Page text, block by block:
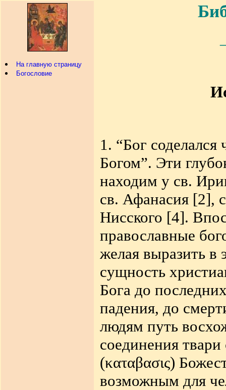
На главную страницу
Богословие
1. “Бог соделался
Богом”. Эти
находим у св.
св. Афанасия [2],
Нисского [4].
православные
желая выразить в
сущность
Бога до
падения, до
людям путь
соединения
(καταβασις)
возможным для